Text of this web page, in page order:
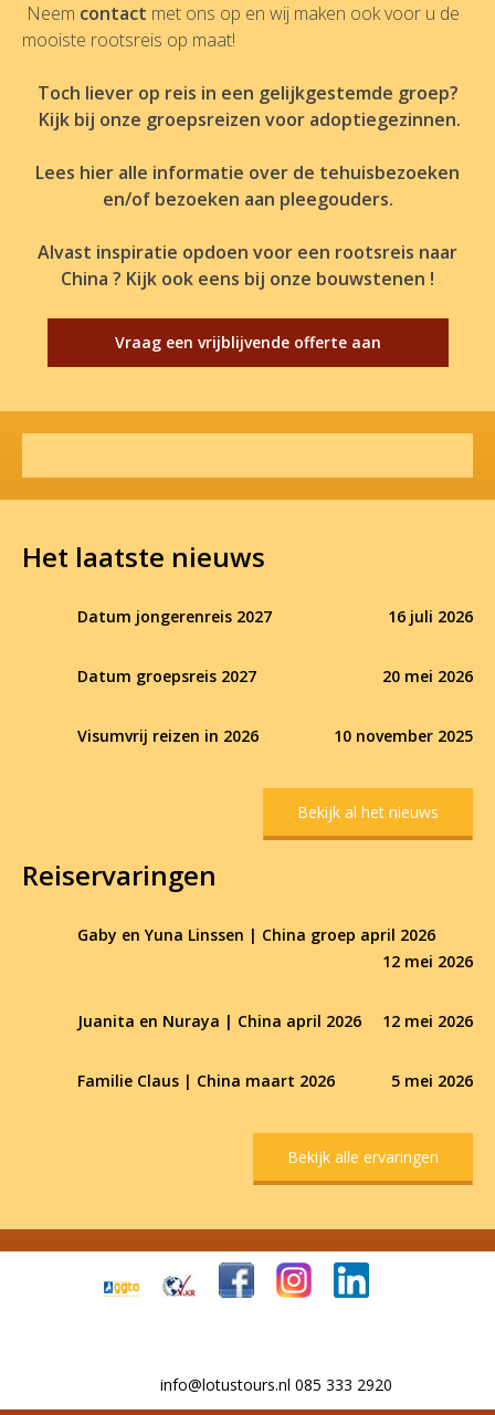
Neem contact met ons op en wij maken ook voor u de
mooiste rootsreis op maat!
Toch liever op reis in een gelijkgestemde groep?
Kijk bij onze groepsreizen voor adoptiegezinnen.
Lees hier alle informatie over de tehuisbezoeken
en/of bezoeken aan pleegouders.
Alvast inspiratie opdoen voor een rootsreis naar
China ? Kijk ook eens bij onze bouwstenen !
Vraag een vrijblijvende offerte aan
Het laatste nieuws
Datum jongerenreis 2027 16 juli 2026
Datum groepsreis 2027 20 mei 2026
Visumvrij reizen in 2026 10 november 2025
Bekijk al het nieuws
Reiservaringen
Gaby en Yuna Linssen | China groep april 2026
12 mei 2026
Juanita en Nuraya | China april 2026 12 mei 2026
Familie Claus | China maart 2026 5 mei 2026
Bekijk alle ervaringen
info@lotustours.nl 085 333 2920